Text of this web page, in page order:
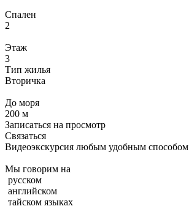
Спален
2
Этаж
3
Тип жилья
Вторичка
До моря
200 м
Записаться на просмотр
Связаться
Видеоэкскурсия любым удобным способом
Мы говорим на
русском
английском
тайском языках